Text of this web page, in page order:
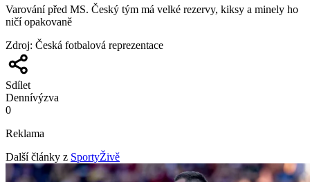
Varování před MS. Český tým má velké rezervy, kiksy a minely ho
ničí opakovaně
Zdroj: Česká fotbalová reprezentace
Sdílet
Dennívýzva
0
Reklama
Další články z SportyŽivě